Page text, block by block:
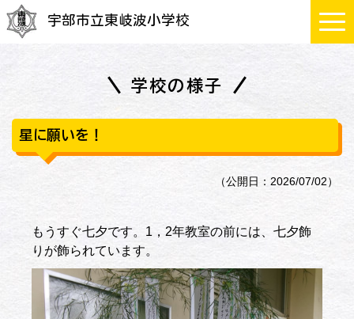
宇部市立東岐波小学校
学校の様子
星に願いを！
（公開日：2026/07/02）
もうすぐ七夕です。1，2年教室の前には、七夕飾
りが飾られています。